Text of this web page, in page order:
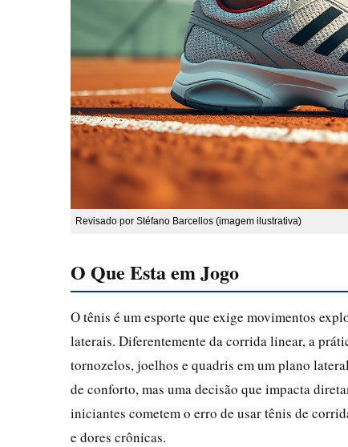
Revisado por Stéfano Barcellos (imagem ilustrativa)
O Que Esta em Jogo
O tênis é um esporte que exige movimentos
laterais. Diferentemente da corrida linear, a
tornozelos, joelhos e quadris em um plano
de conforto, mas uma decisão que impacta
iniciantes cometem o erro de usar tênis de
e dores crônicas.